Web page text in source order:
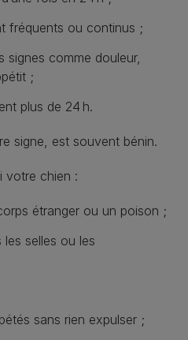
fréquents ou continus ;
signes comme douleur,
;
plus de 24 h.
signe, est souvent bénin.
votre chien :
étranger ou un poison ;
les selles ou les
sans rien expulser ;